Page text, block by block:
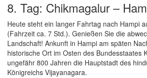
8. Tag: Chikmagalur –
Heute steht ein langer Fahrtag nach Hampi
(Fahrzeit ca. 7 Std.). Genießen Sie die
Landschaft! Ankunft in Hampi am späten
historische Ort im Osten des Bundesstaates
ungefähr 800 Jahren die Hauptstadt des
Königreichs Vijayanagara.